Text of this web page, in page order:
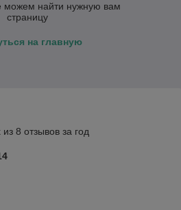
можем найти нужную вам
страницу
на главную
8 отзывов за год